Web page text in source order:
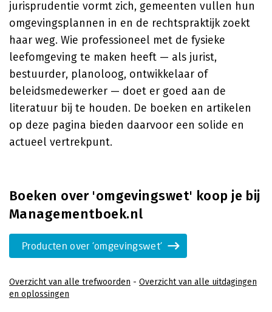
jurisprudentie vormt zich, gemeenten vullen hun
omgevingsplannen in en de rechtspraktijk zoekt
haar weg. Wie professioneel met de fysieke
leefomgeving te maken heeft — als jurist,
bestuurder, planoloog, ontwikkelaar of
beleidsmedewerker — doet er goed aan de
literatuur bij te houden. De boeken en artikelen
op deze pagina bieden daarvoor een solide en
actueel vertrekpunt.
Boeken over 'omgevingswet' koop je bij
Managementboek.nl
Producten over 'omgevingswet'
Overzicht van alle trefwoorden - Overzicht van alle uitdagingen
en oplossingen